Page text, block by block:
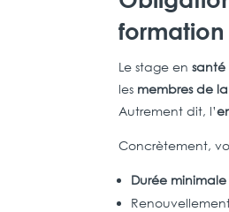
formation
Le stage en
les membres de
Autrement dit, l’
Concrètement,
Durée minimale